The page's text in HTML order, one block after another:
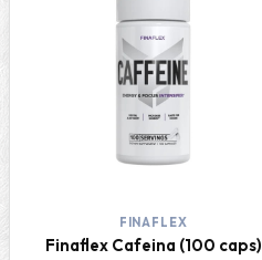
FINAFLEX
Finaflex Cafeina (100 caps)